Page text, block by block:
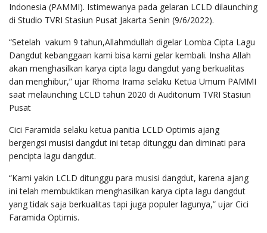
Indonesia (PAMMI). Istimewanya pada gelaran LCLD dilaunching
di Studio TVRI Stasiun Pusat Jakarta Senin (9/6/2022).
“Setelah vakum 9 tahun,Allahmdullah digelar Lomba Cipta Lagu
Dangdut kebanggaan kami bisa kami gelar kembali. Insha Allah
akan menghasilkan karya cipta lagu dangdut yang berkualitas
dan menghibur,” ujar Rhoma Irama selaku Ketua Umum PAMMI
saat melaunching LCLD tahun 2020 di Auditorium TVRI Stasiun
Pusat
Cici Faramida selaku ketua panitia LCLD Optimis ajang
bergengsi musisi dangdut ini tetap ditunggu dan diminati para
pencipta lagu dangdut.
“Kami yakin LCLD ditunggu para musisi dangdut, karena ajang
ini telah membuktikan menghasilkan karya cipta lagu dangdut
yang tidak saja berkualitas tapi juga populer lagunya,” ujar Cici
Faramida Optimis.